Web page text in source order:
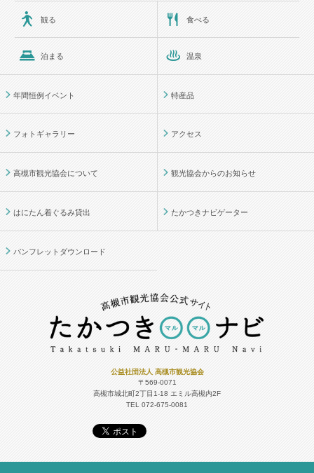
観る 食べる
泊まる 温泉
年間恒例イベント 特産品
フォトギャラリー アクセス
高槻市観光協会について 観光協会からのお知らせ
はにたん着ぐるみ貸出 たかつきナビゲーター
パンフレットダウンロード
公益社団法人 高槻市観光協会
〒569-0071
高槻市城北町2丁目1-18 エミル高槻内2F
TEL 072-675-0081